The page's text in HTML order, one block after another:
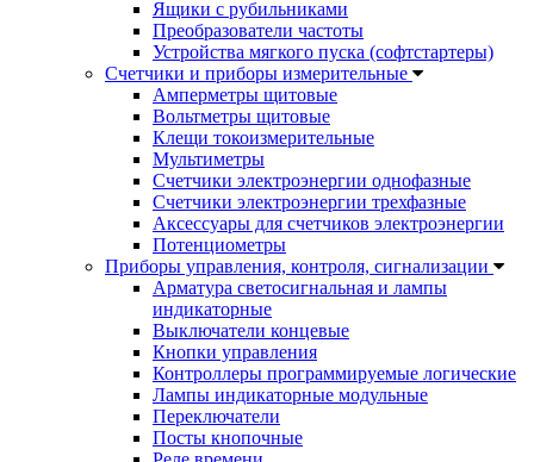
Ящики с рубильниками
Преобразователи частоты
Устройства мягкого пуска (софтстартеры)
Счетчики и приборы измерительные
Амперметры щитовые
Вольтметры щитовые
Клещи токоизмерительные
Мультиметры
Счетчики электроэнергии однофазные
Счетчики электроэнергии трехфазные
Аксессуары для счетчиков электроэнергии
Потенциометры
Приборы управления, контроля, сигнализации
Арматура светосигнальная и лампы
индикаторные
Выключатели концевые
Кнопки управления
Контроллеры программируемые логические
Лампы индикаторные модульные
Переключатели
Посты кнопочные